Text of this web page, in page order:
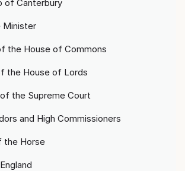
of Canterbury
Minister
the House of Commons
the House of Lords
the Supreme Court
and High Commissioners
the Horse